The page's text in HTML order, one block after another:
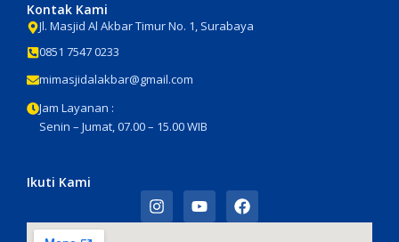
Kontak Kami
Jl. Masjid Al Akbar Timur No. 1, Surabaya
0851 7547 0233
mimasjidalakbar@gmail.com
Jam Layanan :
Senin – Jumat, 07.00 – 15.00 WIB
Ikuti Kami
I
n
s
Y
o
u
F
a
c